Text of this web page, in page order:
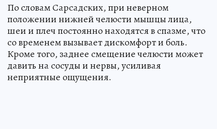
По словам Сарсадских, при неверном
положении нижней челюсти мышцы лица,
шеи и плеч постоянно находятся в спазме, что
со временем вызывает дискомфорт и боль.
Кроме того, заднее смещение челюсти может
давить на сосуды и нервы, усиливая
неприятные ощущения.